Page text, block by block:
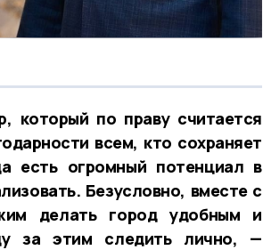
который по праву считается
всем, кто сохраняет
есть огромный потенциал в
Безусловно, вместе с
делать город удобным и
за этим следить лично, —